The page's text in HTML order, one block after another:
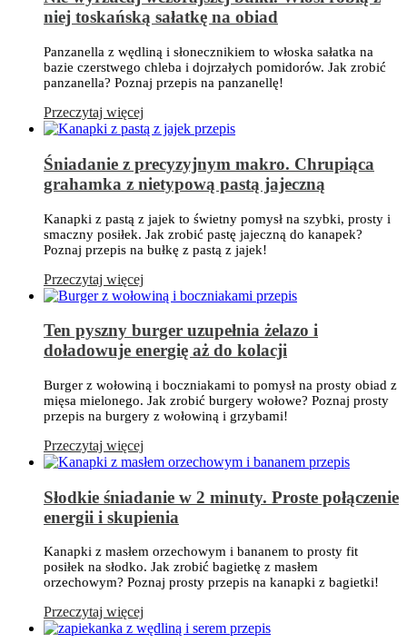
niej toskańską sałatkę na obiad
Panzanella z wędliną i słonecznikiem to włoska sałatka na
bazie czerstwego chleba i dojrzałych pomidorów. Jak zrobić
panzanella? Poznaj przepis na panzanellę!
Przeczytaj więcej
Śniadanie z precyzyjnym makro. Chrupiąca
grahamka z nietypową pastą jajeczną
Kanapki z pastą z jajek to świetny pomysł na szybki, prosty i
smaczny posiłek. Jak zrobić pastę jajeczną do kanapek?
Poznaj przepis na bułkę z pastą z jajek!
Przeczytaj więcej
Ten pyszny burger uzupełnia żelazo i
doładowuje energię aż do kolacji
Burger z wołowiną i boczniakami to pomysł na prosty obiad z
mięsa mielonego. Jak zrobić burgery wołowe? Poznaj prosty
przepis na burgery z wołowiną i grzybami!
Przeczytaj więcej
Słodkie śniadanie w 2 minuty. Proste połączenie
energii i skupienia
Kanapki z masłem orzechowym i bananem to prosty fit
posiłek na słodko. Jak zrobić bagietkę z masłem
orzechowym? Poznaj prosty przepis na kanapki z bagietki!
Przeczytaj więcej